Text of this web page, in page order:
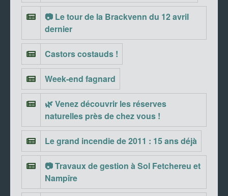
📷 Le tour de la Brackvenn du 12 avril
dernier
Castors costauds !
Week-end fagnard
🌿 Venez découvrir les réserves
naturelles près de chez vous !
Le grand incendie de 2011 : 15 ans déjà
📷 Travaux de gestion à Sol Fetchereu et
Nampîre